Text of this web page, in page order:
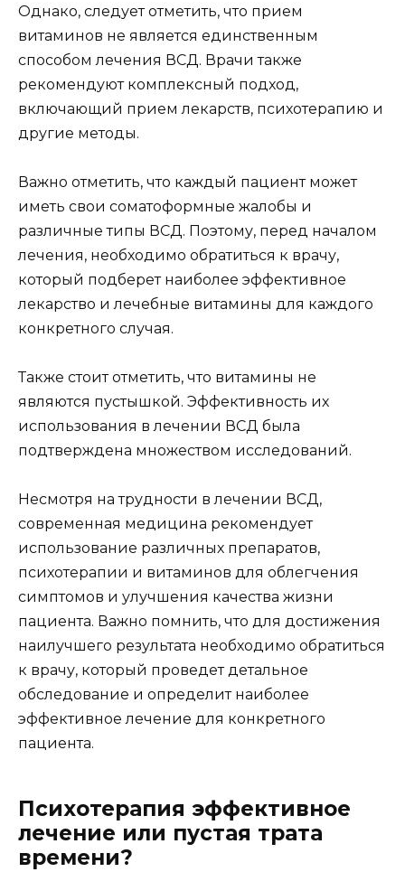
Однако, следует отметить, что прием
витаминов не является единственным
способом лечения ВСД. Врачи также
рекомендуют комплексный подход,
включающий прием лекарств, психотерапию и
другие методы.
Важно отметить, что каждый пациент может
иметь свои соматоформные жалобы и
различные типы ВСД. Поэтому, перед началом
лечения, необходимо обратиться к врачу,
который подберет наиболее эффективное
лекарство и лечебные витамины для каждого
конкретного случая.
Также стоит отметить, что витамины не
являются пустышкой. Эффективность их
использования в лечении ВСД была
подтверждена множеством исследований.
Несмотря на трудности в лечении ВСД,
современная медицина рекомендует
использование различных препаратов,
психотерапии и витаминов для облегчения
симптомов и улучшения качества жизни
пациента. Важно помнить, что для достижения
наилучшего результата необходимо обратиться
к врачу, который проведет детальное
обследование и определит наиболее
эффективное лечение для конкретного
пациента.
Психотерапия эффективное
лечение или пустая трата
времени?